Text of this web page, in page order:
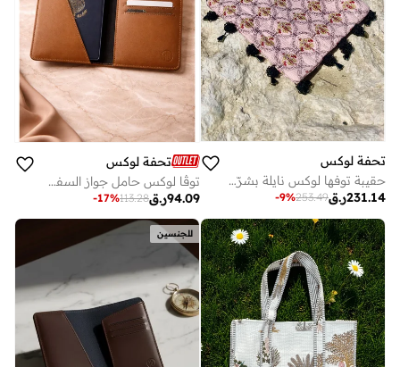
تحفة لوكس
حقيبة توفها لوكس نايلة بشرّابات - جاكار حريري مبطّن بلون وردي خجول مع تطريز دائري، شرّابة سوداء مربوطة يدوياً وحوافّ خرز ٢٠ × ٢٧.٥ سم
ر.ق231.14
253.49
-9%
تحفة لوكس
توڤا لوكس حامل جواز السفر جلدي فايج – بني | محفظة سفر نحيفة | جلد طبيعي
ر.ق94.09
113.28
-17%
للجنسين